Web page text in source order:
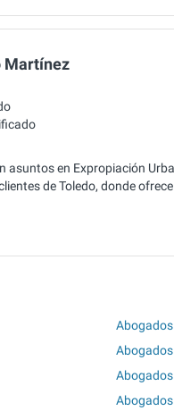
Martínez
asuntos en Expropiación
de Toledo, donde